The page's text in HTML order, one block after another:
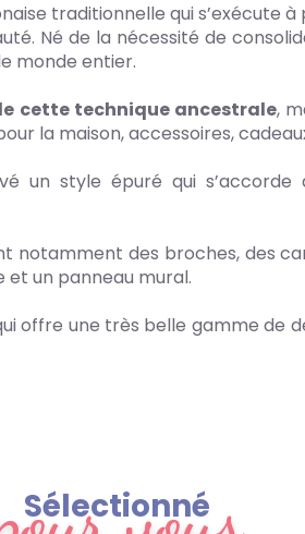
traditionnelle qui
Né de la nécessité de
monde entier.
cette technique ancestrale,
la maison, accessoires,
un style épuré qui
notamment des broches, des
et un panneau mural.
offre une très belle gamme de
Sélectionné